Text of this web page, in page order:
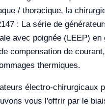
/ thoracique, la
: La série de
avec poignée (LEEP)
compensation de
thermiques.
électro-
vous l'offrir par le